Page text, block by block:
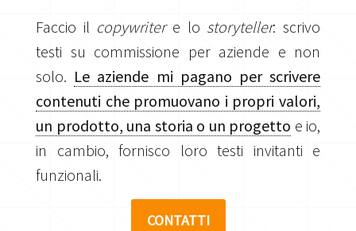
Faccio il copywritere lo storyteller: scrivo
testi su commissione per aziende e non
solo. Le aziende mi pagano per scrivere
contenuti che promuovano i propri valori,
un prodotto, una storia o un progetto e io,
in cambio, fornisco loro testi invitanti e
funzionali.
CONTATTI